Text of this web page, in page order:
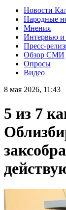
Новости
Народные
Мнения
Интервью и
Пресс-
Обзор СМИ
Опросы
Видео
8 мая 2026, 11:43
5 из 7